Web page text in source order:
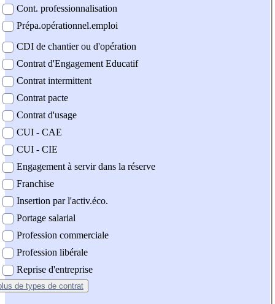
Cont. professionnalisation
Prépa.opérationnel.emploi
CDI de chantier ou d'opération
Contrat d'Engagement Educatif
Contrat intermittent
Contrat pacte
Contrat d'usage
CUI - CAE
CUI - CIE
Engagement à servir dans la réserve
Franchise
Insertion par l'activ.éco.
Portage salarial
Profession commerciale
Profession libérale
Reprise d'entreprise
de types de contrat